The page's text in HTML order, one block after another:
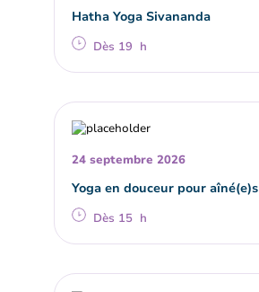
Hatha Yoga Sivananda
Dès 19 h
24 septembre 2026
Yoga en douceur pour aîné(e)s
Dès 15 h